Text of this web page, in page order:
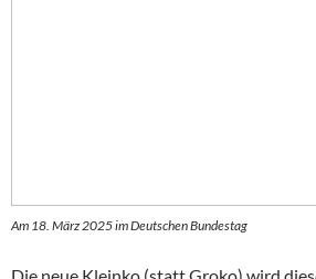
Am 18. März 2025 im Deutschen Bundestag